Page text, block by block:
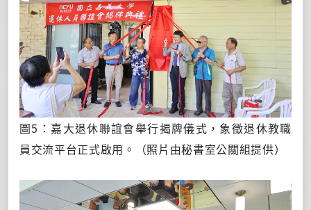
圖5：嘉大退休聯誼會舉行揭牌儀式，象徵退休教職
員交流平台正式啟用。
（照片由秘書室公關組提供）